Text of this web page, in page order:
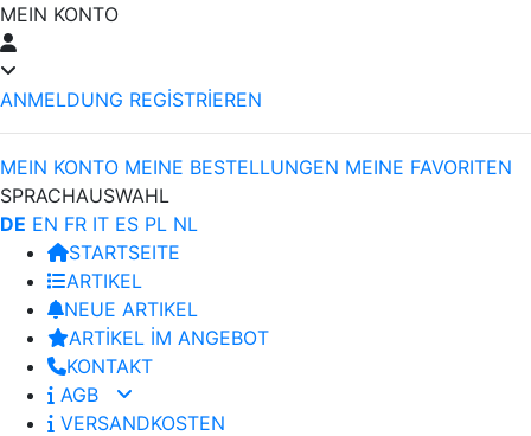
MEIN KONTO
ANMELDUNG REGİSTRİEREN
MEIN KONTO MEINE BESTELLUNGEN MEINE FAVORITEN
SPRACHAUSWAHL
DE EN FR IT ES PL NL
STARTSEITE
ARTIKEL
NEUE ARTIKEL
ARTİKEL İM ANGEBOT
KONTAKT
AGB
VERSANDKOSTEN